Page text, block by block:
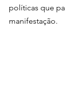
políticas que
manifestação.